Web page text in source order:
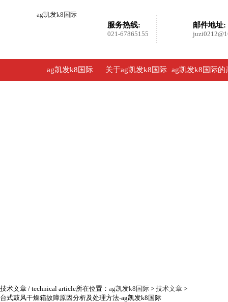
ag凯发k8国际
邮件地址:
服务热线:
021-67865155
ag凯发k8国际 关于ag凯发k8国际 ag凯发k8国际的
技术文章 / technical article所在位置： ag凯发k8国际 > 技术文章 >
台式鼓风干燥箱故障原因分析及处理方法-ag凯发k8国际